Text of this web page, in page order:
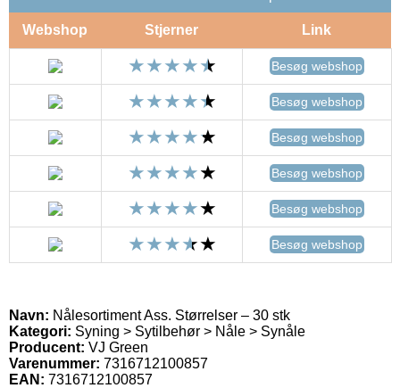
Webshop Stjerner Link
Besøg webshop
Besøg webshop
Besøg webshop
Besøg webshop
Besøg webshop
Besøg webshop
Navn: Nålesortiment Ass. Størrelser – 30 stk
Kategori: Syning > Sytilbehør > Nåle > Synåle
Producent: VJ Green
Varenummer: 7316712100857
EAN: 7316712100857